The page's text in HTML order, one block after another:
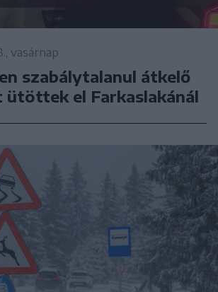
vasárnap
szabálytalanul átkelő
ütöttek el Farkaslakánál